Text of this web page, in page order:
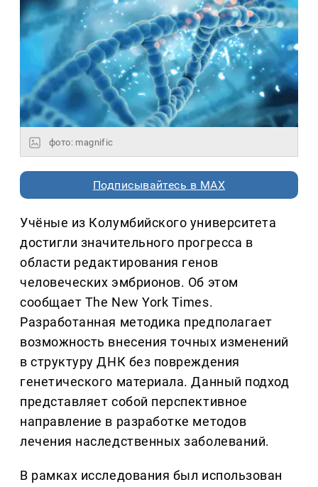
фото: magnific
Подписывайтесь в MAX
Учёные из Колумбийского университета
достигли значительного прогресса в
области редактирования генов
человеческих эмбрионов. Об этом
сообщает The New York Times.
Разработанная методика предполагает
возможность внесения точных изменений
в структуру ДНК без повреждения
генетического материала. Данный подход
представляет собой перспективное
направление в разработке методов
лечения наследственных заболеваний.
В рамках исследования был использован